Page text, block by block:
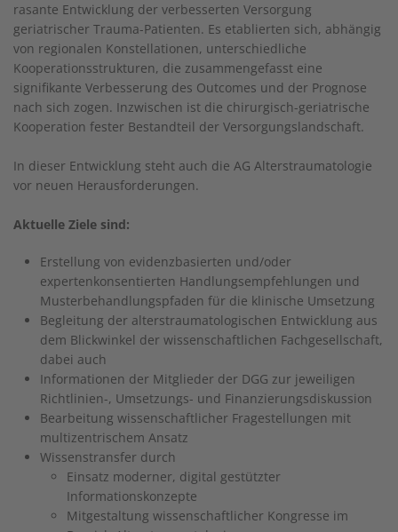
rasante Entwicklung der verbesserten Versorgung
geriatrischer Trauma-Patienten. Es etablierten sich, abhängig
von regionalen Konstellationen, unterschiedliche
Kooperationsstrukturen, die zusammengefasst eine
signifikante Verbesserung des Outcomes und der Prognose
nach sich zogen. Inzwischen ist die chirurgisch-geriatrische
Kooperation fester Bestandteil der Versorgungslandschaft.
In dieser Entwicklung steht auch die AG Alterstraumatologie
vor neuen Herausforderungen.
Aktuelle Ziele sind:
Erstellung von evidenzbasierten und/oder
expertenkonsentierten Handlungsempfehlungen und
Musterbehandlungspfaden für die klinische Umsetzung
Begleitung der alterstraumatologischen Entwicklung aus
dem Blickwinkel der wissenschaftlichen Fachgesellschaft,
dabei auch
Informationen der Mitglieder der DGG zur jeweiligen
Richtlinien-, Umsetzungs- und Finanzierungsdiskussion
Bearbeitung wissenschaftlicher Fragestellungen mit
multizentrischem Ansatz
Wissenstransfer durch
Einsatz moderner, digital gestützter
Informationskonzepte
Mitgestaltung wissenschaftlicher Kongresse im